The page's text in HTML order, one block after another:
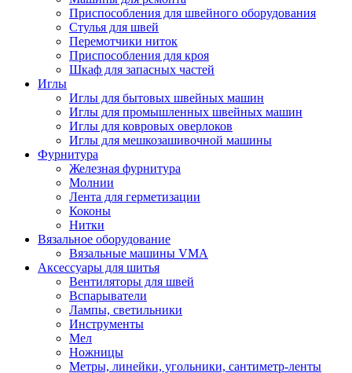
Приспособления для швейного оборудования
Стулья для швей
Перемотчики ниток
Приспособления для кроя
Шкаф для запасных частей
Иглы
Иглы для бытовых швейных машин
Иглы для промышленных швейных машин
Иглы для ковровых оверлоков
Иглы для мешкозашивочной машины
Фурнитура
Железная фурнитура
Молнии
Лента для герметизации
Коконы
Нитки
Вязальное оборудование
Вязальные машины VMA
Аксессуары для шитья
Вентиляторы для швей
Вспарыватели
Лампы, светильники
Инструменты
Мел
Ножницы
Метры, линейки, угольники, сантиметр-ленты